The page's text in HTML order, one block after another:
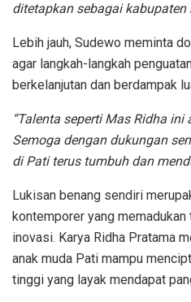
ditetapkan sebagai kabupaten
Lebih jauh, Sudewo meminta
agar langkah-langkah
berkelanjutan dan berdampak
“Talenta seperti Mas Ridha ini
Semoga dengan dukungan
di Pati terus tumbuh dan
Lukisan benang sendiri
kontemporer yang
inovasi. Karya Ridha Pratama
anak muda Pati mampu
tinggi yang layak mendapat